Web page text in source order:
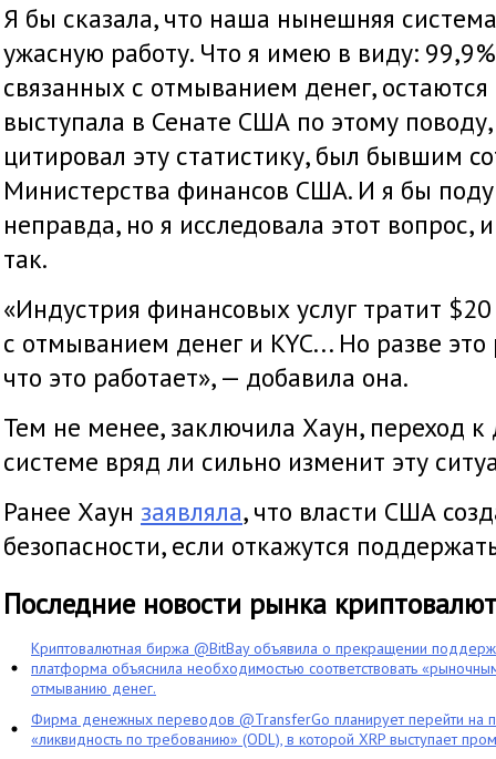
Я бы сказала, что наша нынешняя
ужасную работу. Что я имею в виду:
связанных с отмыванием денег,
выступала в Сенате США по этому
цитировал эту статистику, был бывшим
Министерства финансов США. И я бы
неправда, но я исследовала этот вопрос,
так.
«Индустрия финансовых услуг тратит
с отмыванием денег и KYC... Но разве
что это работает», — добавила она.
Тем не менее, заключила Хаун, переход
системе вряд ли сильно изменит эту
Ранее Хаун заявляла, что власти США
безопасности, если откажутся
Последние новости рынка криптовалют
Криптовалютная биржа @BitBay объявила о прекращении
платформа объяснила необходимостью соответствовать
отмыванию денег.
Фирма денежных переводов @TransferGo планирует перейти на
«ликвидность по требованию» (ODL), в которой XRP выступает